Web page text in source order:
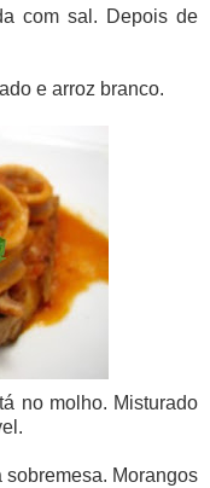
com sal. Depois de
e arroz branco.
no molho. Misturado
Morangos